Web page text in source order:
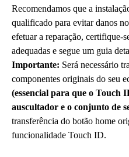
Recomendamos que a
qualificado para evitar danos
efetuar a reparação, certifique-
adequadas e segue um guia
Importante: Será necessário
componentes originais do seu
(essencial para que o Touch
auscultador e o conjunto de
transferência do botão home
funcionalidade Touch ID.